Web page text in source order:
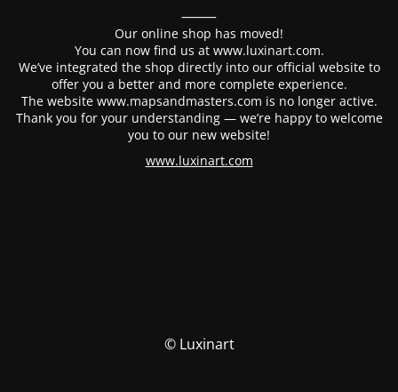
⸻
Our online shop has moved!
You can now find us at www.luxinart.com.
We’ve integrated the shop directly into our official website to
offer you a better and more complete experience.
The website www.mapsandmasters.com is no longer active.
Thank you for your understanding — we’re happy to welcome
you to our new website!
www.luxinart.com
© Luxinart